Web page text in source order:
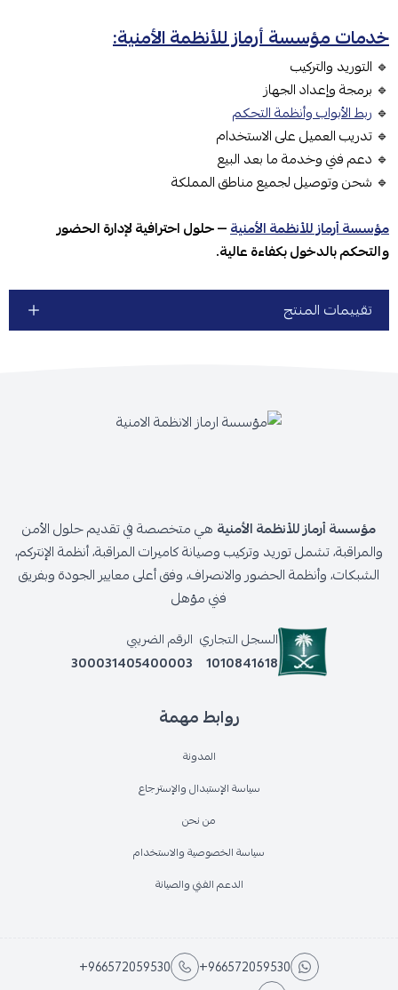
خدمات مؤسسة أرماز للأنظمة الأمنية:
🔹 التوريد والتركيب
🔹 برمجة وإعداد الجهاز
🔹 ربط الأبواب وأنظمة التحكم
🔹 تدريب العميل على الاستخدام
🔹 دعم فني وخدمة ما بعد البيع
🔹 شحن وتوصيل لجميع مناطق المملكة
مؤسسة أرماز للأنظمة الأمنية— حلول احترافية لإدارة الحضور
والتحكم بالدخول بكفاءة عالية.
تقييمات المنتج
روابط مهمة
المدونة
سياسة الإستبدال والإسترجاع
من نحن
سياسة الخصوصية والاستخدام
الدعم الفني والصيانة
مؤسسة أرماز للأنظمة الأمنية هي متخصصة في تقديم حلول الأمن
والمراقبة، تشمل توريد وتركيب وصيانة كاميرات المراقبة، أنظمة الإنتركم،
الشبكات، وأنظمة الحضور والانصراف، وفق أعلى معايير الجودة وبفريق
فني مؤهل
السجل التجاري
1010841618
الرقم الضريبي
300031405400003
+966572059530
+966572059530